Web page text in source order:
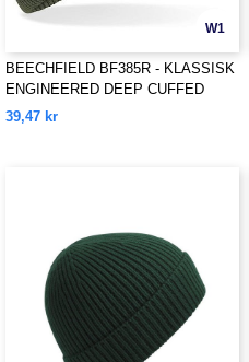
W1
BEECHFIELD BF385R - KLASSISK
ENGINEERED DEEP CUFFED
BEANIE
39,47 kr